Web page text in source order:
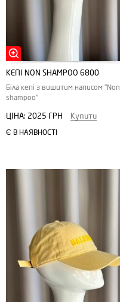
КЕПІ NON SHAMPOO 6800
Біла кепі з вишитим написом "Non
shampoo"
ЦІНА: 2025 ГРН Купити
Є В НАЯВНОСТІ